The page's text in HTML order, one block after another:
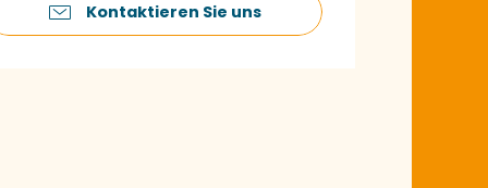
Kontaktieren Sie uns